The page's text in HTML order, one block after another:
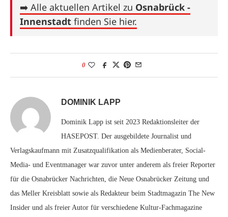
➡️ Alle aktuellen Artikel zu Osnabrück -
Innenstadt finden Sie hier.
0
DOMINIK LAPP
Dominik Lapp ist seit 2023 Redaktionsleiter der
HASEPOST. Der ausgebildete Journalist und
Verlagskaufmann mit Zusatzqualifikation als Medienberater, Social-
Media- und Eventmanager war zuvor unter anderem als freier Reporter
für die Osnabrücker Nachrichten, die Neue Osnabrücker Zeitung und
das Meller Kreisblatt sowie als Redakteur beim Stadtmagazin The New
Insider und als freier Autor für verschiedene Kultur-Fachmagazine